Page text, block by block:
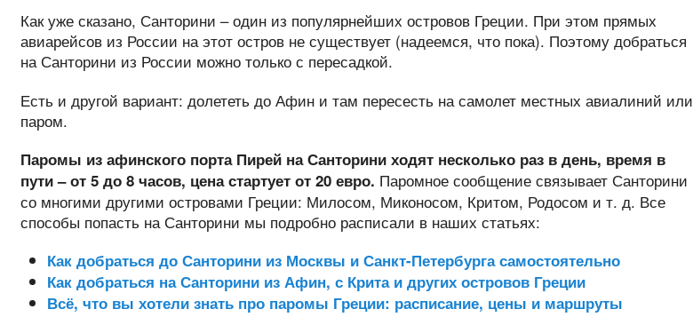
Как уже сказано, Санторини – один из популярнейших островов Греции. При этом прямых
авиарейсов из России на этот остров не существует (надеемся, что пока). Поэтому добраться
на Санторини из России можно только с пересадкой.
Есть и другой вариант: долететь до Афин и там пересесть на самолет местных авиалиний или
паром.
Паромы из афинского порта Пирей на Санторини ходят несколько раз в день, время в
пути – от 5 до 8 часов, цена стартует от 20 евро. Паромное сообщение связывает Санторини
со многими другими островами Греции: Милосом, Миконосом, Критом, Родосом и т. д. Все
способы попасть на Санторини мы подробно расписали в наших статьях:
Как добраться до Санторини из Москвы и Санкт-Петербурга самостоятельно
Как добраться на Санторини из Афин, с Крита и других островов Греции
Всё, что вы хотели знать про паромы Греции: расписание, цены и маршруты